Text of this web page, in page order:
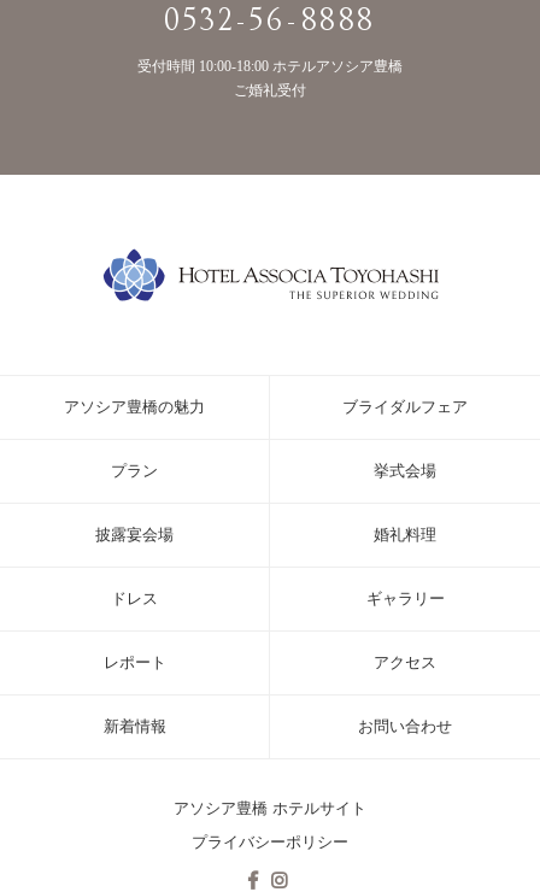
0532-56-8888
受付時間 10:00-18:00 ホテルアソシア豊橋
ご婚礼受付
アソシア豊橋の魅力 ブライダルフェア
プラン 挙式会場
披露宴会場 婚礼料理
ドレス ギャラリー
レポート アクセス
新着情報 お問い合わせ
アソシア豊橋 ホテルサイト
プライバシーポリシー